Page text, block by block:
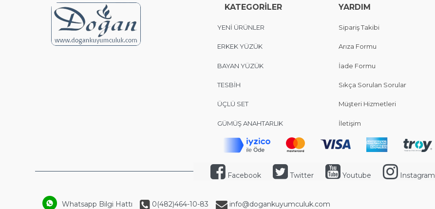
KATEGORİLER
YENİ ÜRÜNLER
ERKEK YÜZÜK
BAYAN YÜZÜK
TESBİH
ÜÇLÜ SET
GÜMÜŞ ANAHTARLIK
YARDIM
Sipariş Takibi
Arıza Formu
İade Formu
Sıkça Sorulan Sorular
Müşteri Hizmetleri
İletişim
Facebook Twitter Youtube Instagram
Whatsapp Bilgi Hattı 0(482)464-10-83 info@dogankuyumculuk.com